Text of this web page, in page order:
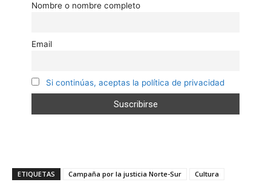
Nombre o nombre completo
Email
Si continúas, aceptas la política de privacidad
ETIQUETAS Campaña por la justicia Norte-Sur Cultura